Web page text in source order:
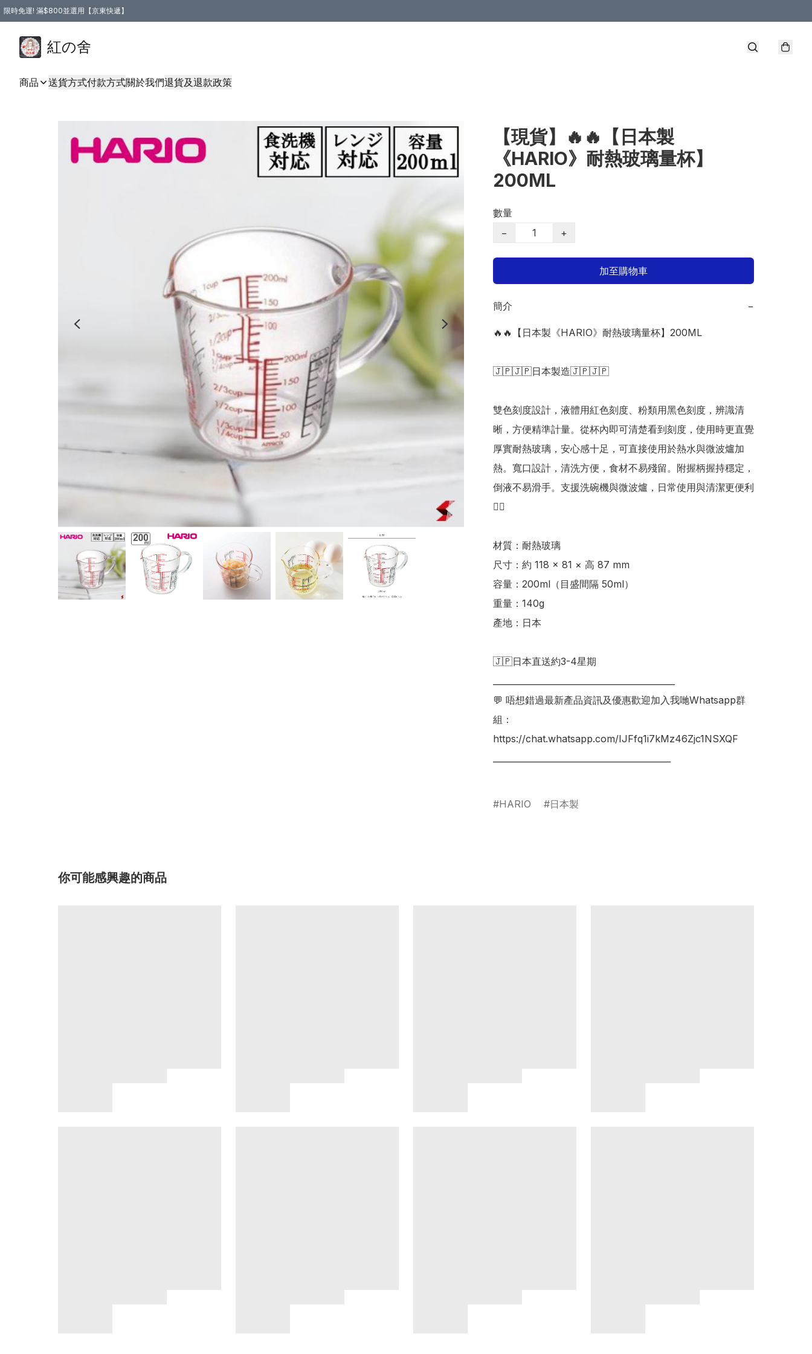
限時免運! 滿$800並選用【京東快遞】
紅の舍
商品 送貨方式付款方式關於我們退貨及退款政策
【現貨】🔥🔥【日本製
《HARIO》耐熱玻璃量杯】
200ML
數量
−
+
加至購物車
簡介 −
🔥🔥【日本製《HARIO》耐熱玻璃量杯】200ML
🇯🇵🇯🇵日本製造🇯🇵🇯🇵
雙色刻度設計，液體用紅色刻度、粉類用黑色刻度，辨識清
晰，方便精準計量。從杯內即可清楚看到刻度，使用時更直覺
厚實耐熱玻璃，安心感十足，可直接使用於熱水與微波爐加
熱。寬口設計，清洗方便，食材不易殘留。附握柄握持穩定，
倒液不易滑手。支援洗碗機與微波爐，日常使用與清潔更便利
👍🏻
材質：耐熱玻璃
尺寸：約 118 × 81 × 高 87 mm
容量：200ml（目盛間隔 50ml）
重量：140g
產地：日本
🇯🇵日本直送約3-4星期
💬 唔想錯過最新產品資訊及優惠歡迎加入我哋Whatsapp群
組：
https://chat.whatsapp.com/IJFfq1i7kMz46Zjc1NSXQF
HARIO 日本製
你可能感興趣的商品